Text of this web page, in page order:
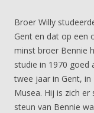
Broer Willy
Gent en dat op een
minst broer Bennie
studie in 1970 goed
twee jaar in Gent,
Musea. Hij is zich
steun van Bennie